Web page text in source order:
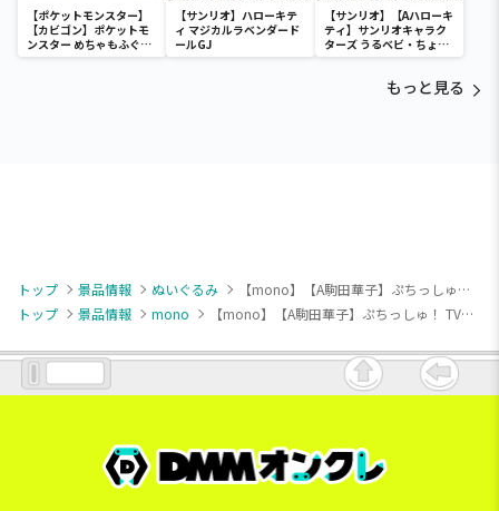
【ポケットモンスター】
【カビゴン】ポケットモ
ンスター めちゃもふぐっ
と ほっこりいやされぬい
【サンリオ】ハローキテ
ィ マジカルラベンダード
ールGJ
【サンリオ】【Aハローキ
ティ】サンリオキャラク
ターズ うるベビ・ちょい
デカドール
もっと見る
トップ 景品情報 ぬいぐるみ
【mono】【A駒田華子】ぷちっしゅ！ TVアニメ「mono」
トップ
景品情報 mono 【mono】【A駒田華子】ぷちっしゅ！ TVアニメ「mono」